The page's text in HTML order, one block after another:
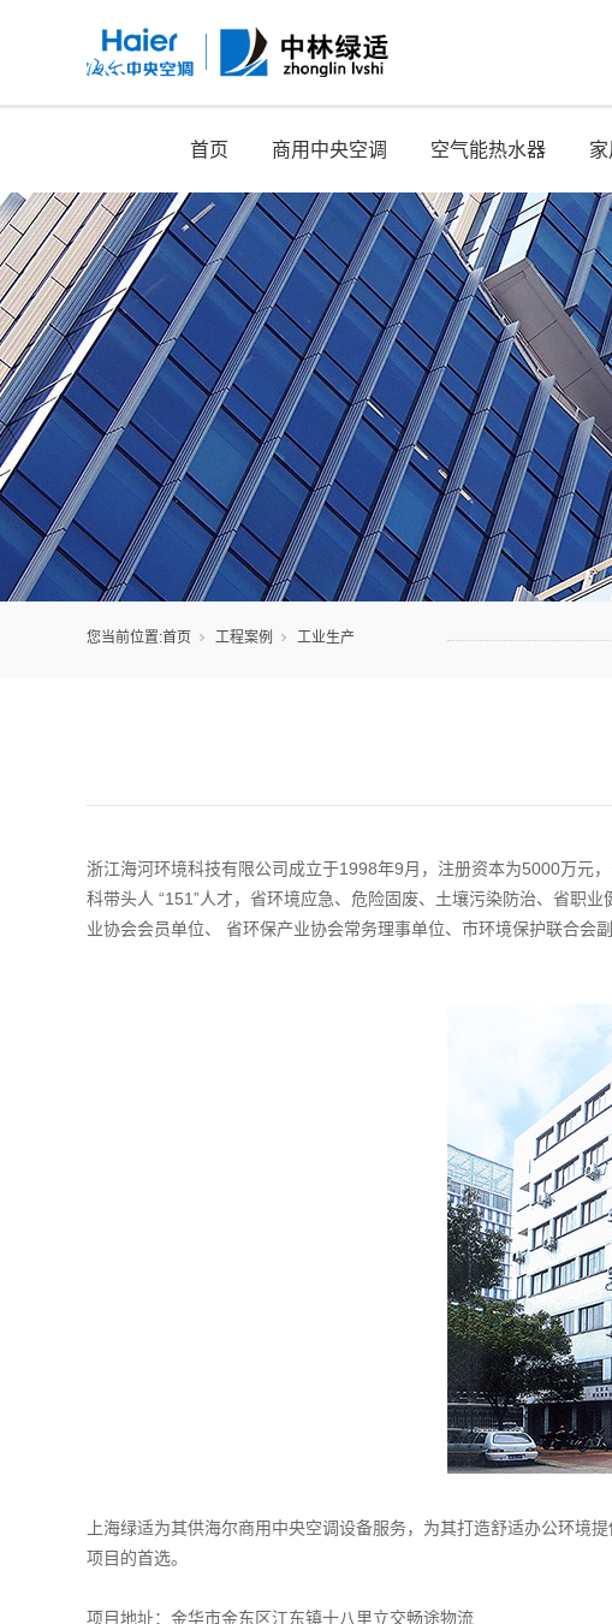
首页 商用中央空调 空气能热水器
您当前位置:首页 工程案例 工业生产
浙江海河环境科技有限公司成立于1998年9月，注册资本为5000万元
科带头人 “151”人才，省环境应急、危险固废、土壤污染防治、省职
业协会会员单位、 省环保产业协会常务理事单位、市环境保护联合会
上海绿适为其供海尔商用中央空调设备服务，为其打造舒适办公环
项目的首选。
项目地址：金华市金东区江东镇十八里立交畅途物流